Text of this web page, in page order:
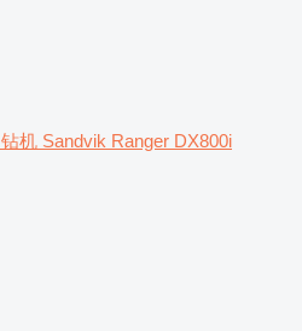
钻机 Sandvik Ranger DX800i